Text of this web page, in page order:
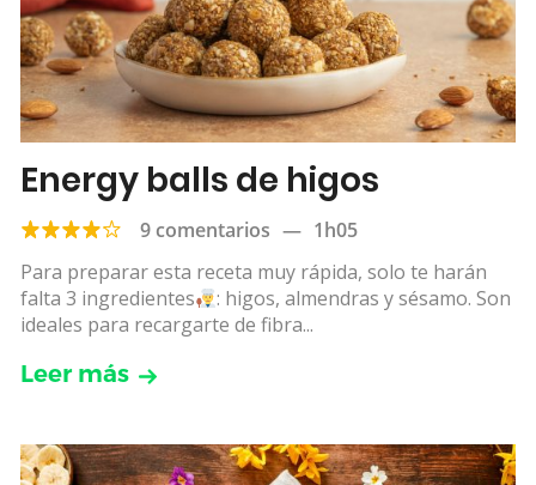
Energy balls de higos
9 comentarios — 1h05
Para preparar esta receta muy rápida, solo te harán
falta 3 ingredientes
: higos, almendras y sésamo. Son
ideales para recargarte de fibra...
Leer más